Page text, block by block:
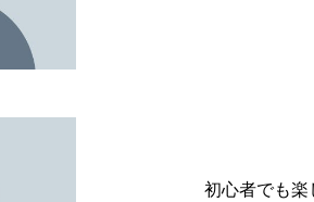
初心者でも楽